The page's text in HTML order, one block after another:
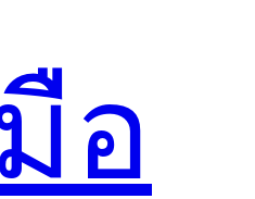
อ